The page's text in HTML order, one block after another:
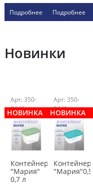
Подробнее Подробнее
Новинки
Арт: 350-
0442
НОВИНКА
Контейнер
"Мария"
0,7 л
Арт: 350-
0441
НОВИНКА
Контейнер
"Мария"0,5л